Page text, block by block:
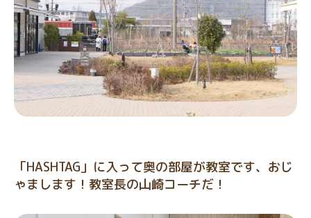
「HASHTAG」に入って奥の部屋が教室です、おじ
ゃまします！教室長の山崎コーチだ！